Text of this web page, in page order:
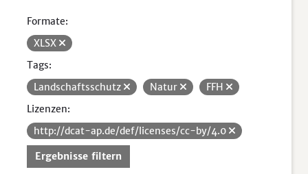
Formate:
XLSX
Tags:
Landschaftsschutz
Natur
FFH
Lizenzen:
http://dcat-ap.de/def/licenses/cc-by/4.0
Ergebnisse filtern